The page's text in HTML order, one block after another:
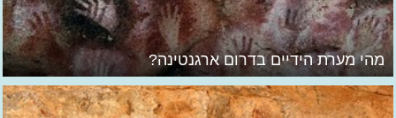
מהי מערת הידיים בדרום ארגנטינה?